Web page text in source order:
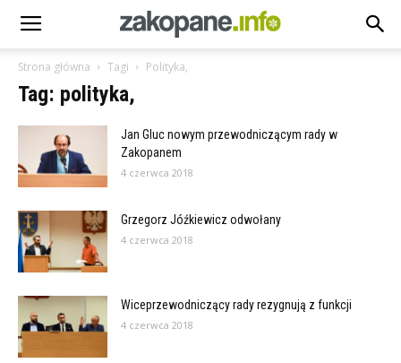
Strona główna Tagi Polityka,
Tag: polityka,
Jan Gluc nowym przewodniczącym rady w
Zakopanem
4 czerwca 2018
Grzegorz Jóźkiewicz odwołany
4 czerwca 2018
Wiceprzewodniczący rady rezygnują z funkcji
4 czerwca 2018